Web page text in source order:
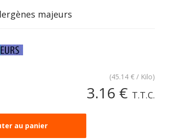
majeurs
(45.14 € / Kilo)
3.16 € T.T.C.